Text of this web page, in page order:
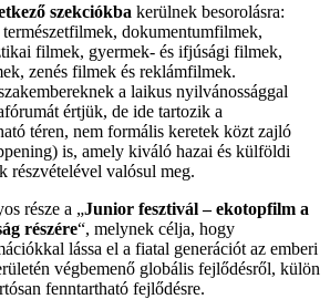
szekciókba kerülnek besorolásra:
dokumentumfilmek,
filmek, gyermek- és ifjúsági filmek,
zenés filmek és reklámfilmek.
a laikus nyilvánossággal
értjük, de ide tartozik a
téren, nem formális keretek közt zajló
is, amely kiváló hazai és külföldi
részvételével valósul meg.
része a „Junior fesztivál – ekotopfilm a
részére“, melynek célja, hogy
lássa el a fiatal generációt az emberi
végbemenő globális fejlődésről, külön
fenntartható fejlődésre.